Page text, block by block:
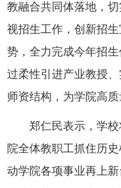
教融合共同体落地，
视招生工作，创新招
势， 全力完成今年招
过柔性引进产业教授
师资结构，为学院高质
郑仁民表示，学
院全体教职工抓住历
动学院各项事业再上